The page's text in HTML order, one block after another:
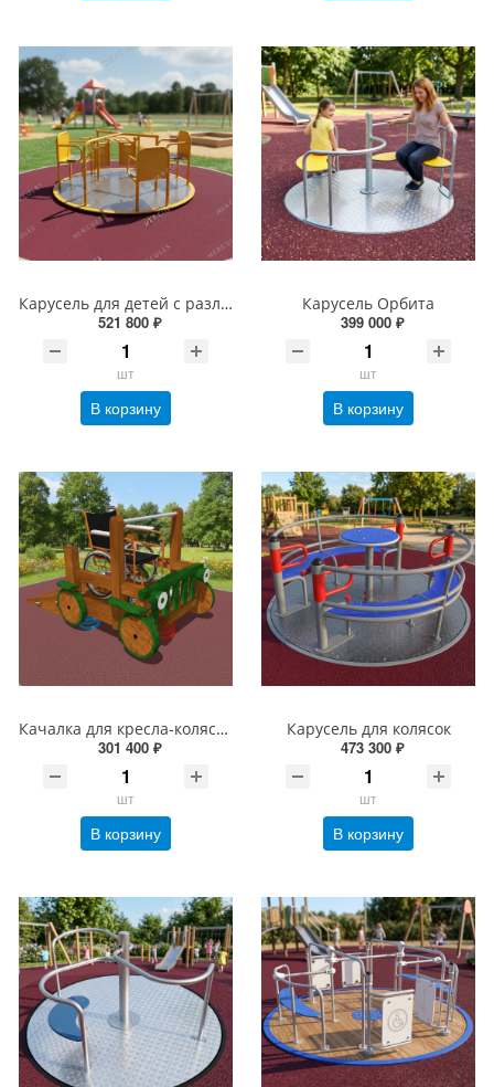
Карусель для детей с различными нарушениями ОДА
521 800 ₽
шт
В корзину
Карусель Орбита
399 000 ₽
шт
В корзину
Качалка для кресла-коляски Автомобиль
301 400 ₽
шт
В корзину
Карусель для колясок
473 300 ₽
шт
В корзину